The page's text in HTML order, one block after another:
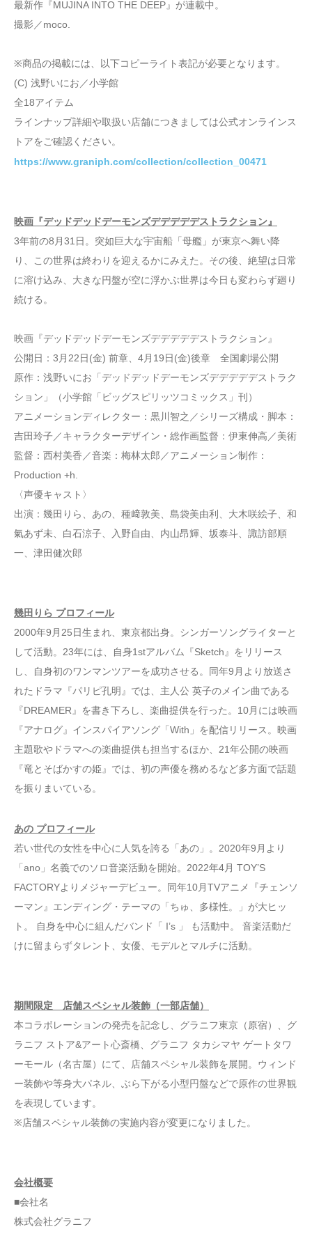
最新作『MUJINA INTO THE DEEP』が連載中。
撮影／moco.
※商品の掲載には、以下コピーライト表記が必要となります。
(C) 浅野いにお／小学館
全18アイテム
ラインナップ詳細や取扱い店舗につきましては公式オンラインス
トアをご確認ください。
https://www.graniph.com/collection/collection_00471
映画『デッドデッドデーモンズデデデデデストラクション』
3年前の8月31日。突如巨大な宇宙船「母艦」が東京へ舞い降
り、この世界は終わりを迎えるかにみえた。その後、絶望は日常
に溶け込み、大きな円盤が空に浮かぶ世界は今日も変わらず廻り
続ける。
映画『デッドデッドデーモンズデデデデデストラクション』
公開日：3月22日(金) 前章、4月19日(金)後章 全国劇場公開
原作：浅野いにお「デッドデッドデーモンズデデデデデストラク
ション」（小学館「ビッグスピリッツコミックス」刊）
アニメーションディレクター：黒川智之／シリーズ構成・脚本：
吉田玲子／キャラクターデザイン・総作画監督：伊東伸高／美術
監督：西村美香／音楽：梅林太郎／アニメーション制作：
Production +h.
〈声優キャスト〉
出演：幾田りら、あの、種﨑敦美、島袋美由利、大木咲絵子、和
氣あず未、白石涼子、入野自由、内山昂輝、坂泰斗、諏訪部順
一、津田健次郎
幾田りら プロフィール
2000年9月25日生まれ、東京都出身。シンガーソングライターと
して活動。23年には、自身1stアルバム『Sketch』をリリース
し、自身初のワンマンツアーを成功させる。同年9月より放送さ
れたドラマ『パリピ孔明』では、主人公 英子のメイン曲である
『DREAMER』を書き下ろし、楽曲提供を行った。10月には映画
『アナログ』インスパイアソング「With」を配信リリース。映画
主題歌やドラマへの楽曲提供も担当するほか、21年公開の映画
『竜とそばかすの姫』では、初の声優を務めるなど多方面で話題
を振りまいている。
あの プロフィール
若い世代の女性を中心に人気を誇る「あの」。2020年9月より
「ano」名義でのソロ音楽活動を開始。2022年4月 TOY’S
FACTORYよりメジャーデビュー。同年10月TVアニメ『チェンソ
ーマン』エンディング・テーマの「ちゅ、多様性。」が大ヒッ
ト。 自身を中心に組んだバンド「 I’s 」 も活動中。 音楽活動だ
けに留まらずタレント、女優、モデルとマルチに活動。
期間限定 店舗スペシャル装飾（一部店舗）
本コラボレーションの発売を記念し、グラニフ東京（原宿）、グ
ラニフ ストア&アート心斎橋、グラニフ タカシマヤ ゲートタワ
ーモール（名古屋）にて、店舗スペシャル装飾を展開。ウィンド
ー装飾や等身大パネル、ぶら下がる小型円盤などで原作の世界観
を表現しています。
※店舗スペシャル装飾の実施内容が変更になりました。
会社概要
■会社名
株式会社グラニフ